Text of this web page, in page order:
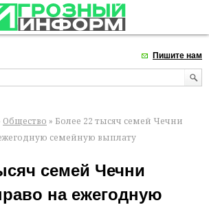
Пишите нам
Общество » Более 22 тысяч семей Чечни
семейную выплату
семей Чечни
на ежегодную